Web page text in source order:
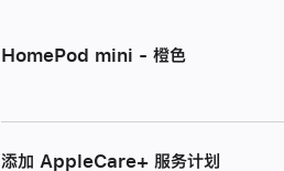
HomePod mini - 橙色
添加 AppleCare+ 服务计划